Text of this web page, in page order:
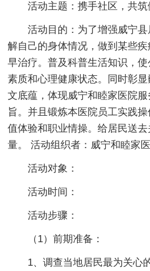
活动主题：携手社区，共筑
活动目的：为了增强威宁县
解自己的身体情况，做到某些疾
早治疗。普及科普生活知识，
素质和心理健康状态。同时彰
文底蕴，体现威宁和睦家医院
旨。并且锻炼本医院员工实践
值体验和职业情操。给居民送
量。 活动组织者：威宁和睦家
活动对象：
活动时间：
活动步骤：
（1）前期准备：
1、调查当地居民最为关心